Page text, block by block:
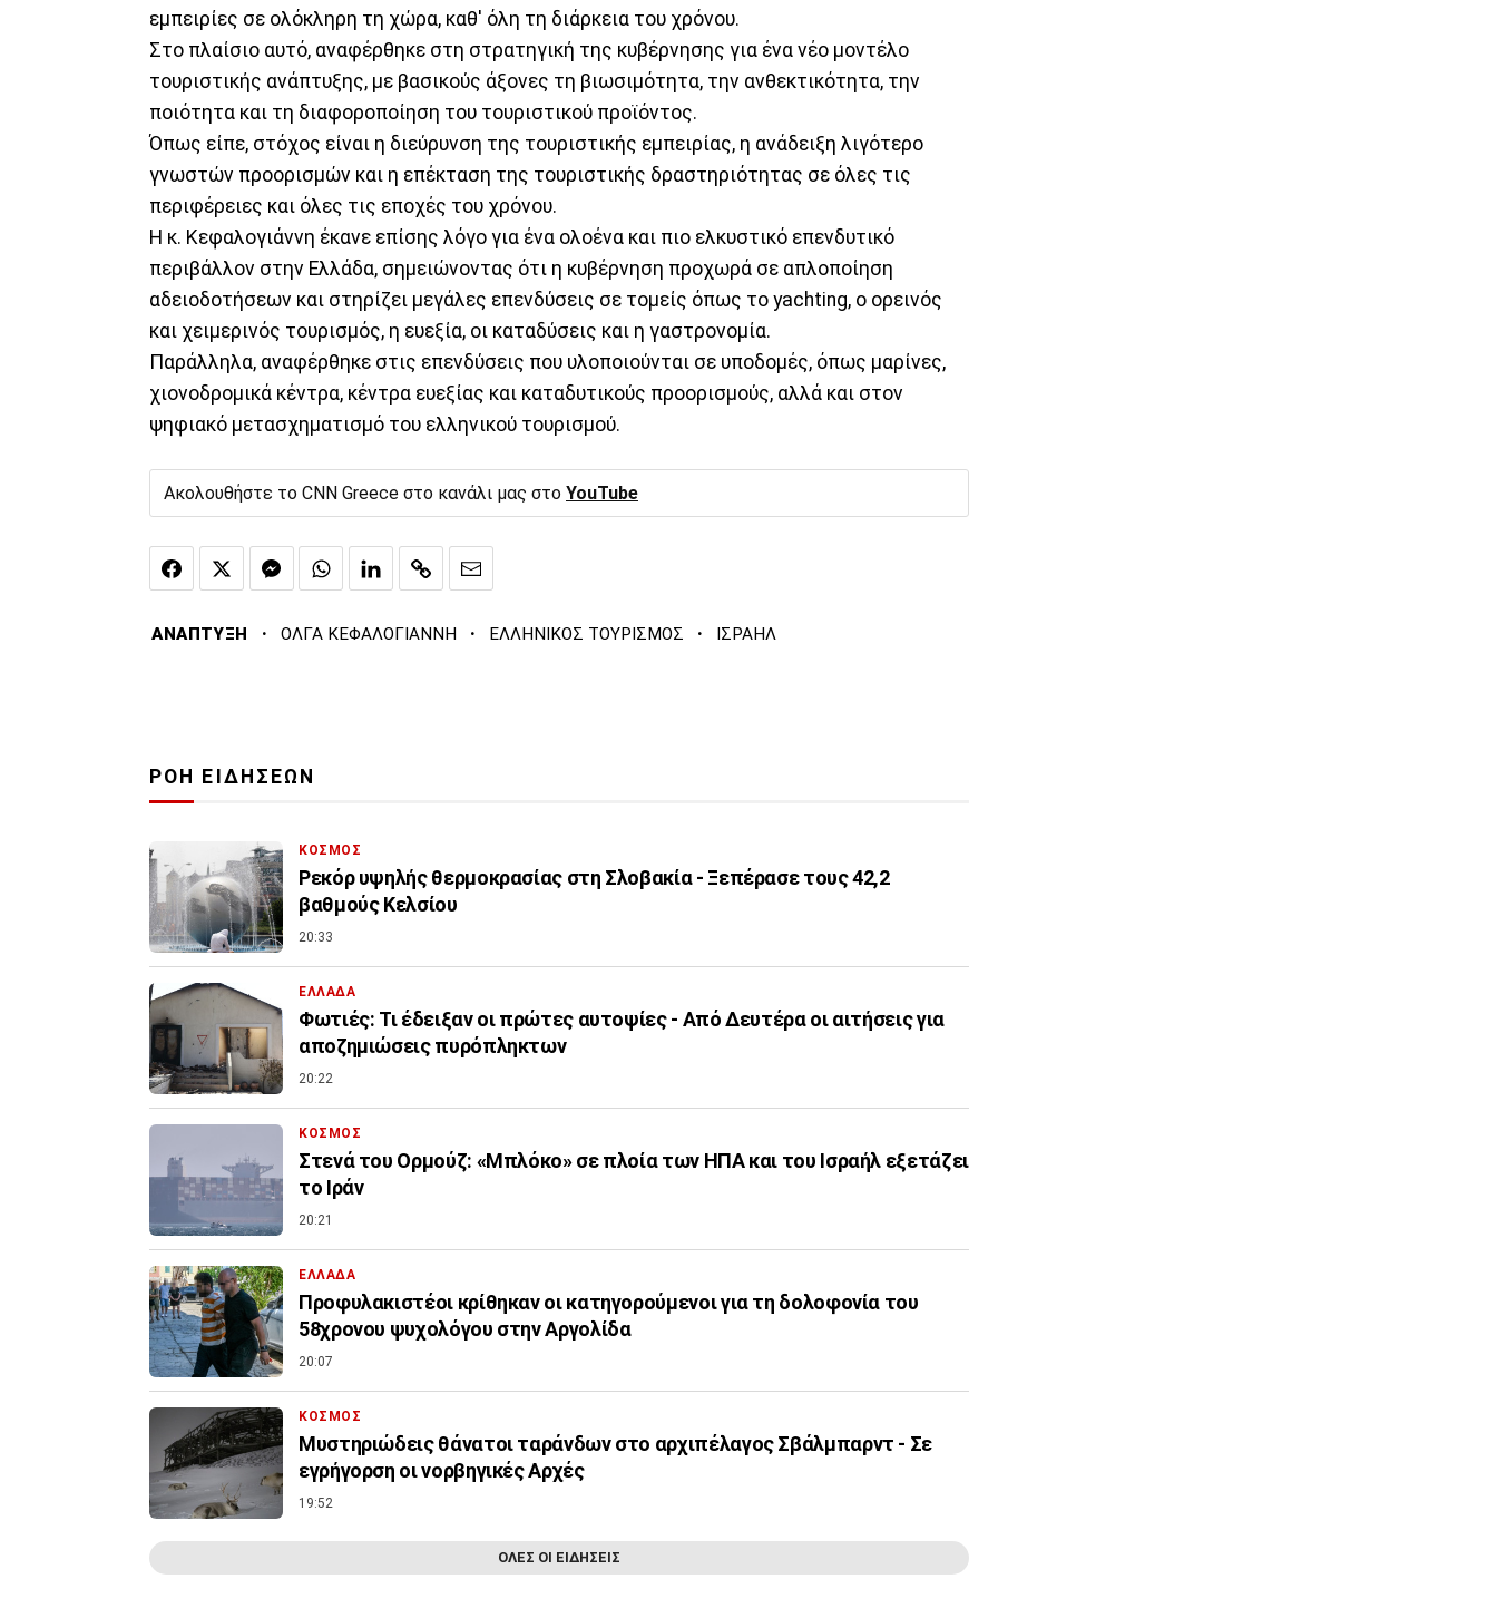
εμπειρίες σε ολόκληρη τη χώρα, καθ' όλη τη διάρκεια του χρόνου.
Στο πλαίσιο αυτό, αναφέρθηκε στη στρατηγική της κυβέρνησης για ένα νέο μοντέλο
τουριστικής ανάπτυξης, με βασικούς άξονες τη βιωσιμότητα, την ανθεκτικότητα, την
ποιότητα και τη διαφοροποίηση του τουριστικού προϊόντος.
Όπως είπε, στόχος είναι η διεύρυνση της τουριστικής εμπειρίας, η ανάδειξη λιγότερο
γνωστών προορισμών και η επέκταση της τουριστικής δραστηριότητας σε όλες τις
περιφέρειες και όλες τις εποχές του χρόνου.
Η κ. Κεφαλογιάννη έκανε επίσης λόγο για ένα ολοένα και πιο ελκυστικό επενδυτικό
περιβάλλον στην Ελλάδα, σημειώνοντας ότι η κυβέρνηση προχωρά σε απλοποίηση
αδειοδοτήσεων και στηρίζει μεγάλες επενδύσεις σε τομείς όπως το yachting, ο ορεινός
και χειμερινός τουρισμός, η ευεξία, οι καταδύσεις και η γαστρονομία.
Παράλληλα, αναφέρθηκε στις επενδύσεις που υλοποιούνται σε υποδομές, όπως μαρίνες,
χιονοδρομικά κέντρα, κέντρα ευεξίας και καταδυτικούς προορισμούς, αλλά και στον
ψηφιακό μετασχηματισμό του ελληνικού τουρισμού.
Ακολουθήστε το CNN Greece στο κανάλι μας στο YouTube
ΑΝΑΠΤΥΞΗ · ΟΛΓΑ ΚΕΦΑΛΟΓΙΑΝΝΗ · ΕΛΛΗΝΙΚΟΣ ΤΟΥΡΙΣΜΟΣ · ΙΣΡΑΗΛ
ΡΟΗ ΕΙΔΗΣΕΩΝ
ΚΟΣΜΟΣ
Ρεκόρ υψηλής θερμοκρασίας στη Σλοβακία - Ξεπέρασε τους 42,2
βαθμούς Κελσίου
20:33
ΕΛΛΑΔΑ
Φωτιές: Τι έδειξαν οι πρώτες αυτοψίες - Από Δευτέρα οι αιτήσεις για
αποζημιώσεις πυρόπληκτων
20:22
ΚΟΣΜΟΣ
Στενά του Ορμούζ: «Μπλόκο» σε πλοία των ΗΠΑ και του Ισραήλ εξετάζει
το Ιράν
20:21
ΕΛΛΑΔΑ
Προφυλακιστέοι κρίθηκαν οι κατηγορούμενοι για τη δολοφονία του
58χρονου ψυχολόγου στην Αργολίδα
20:07
ΚΟΣΜΟΣ
Μυστηριώδεις θάνατοι ταράνδων στο αρχιπέλαγος Σβάλμπαρντ - Σε
εγρήγορση οι νορβηγικές Αρχές
19:52
ΟΛΕΣ ΟΙ ΕΙΔΗΣΕΙΣ